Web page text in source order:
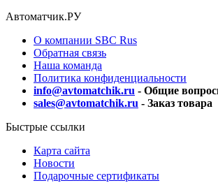
Автоматчик.РУ
О компании SBC Rus
Обратная связь
Наша команда
Политика конфиденциальности
info@avtomatchik.ru - Общие
sales@avtomatchik.ru - Заказ товара
Быстрые ссылки
Карта сайта
Новости
Подарочные сертификаты